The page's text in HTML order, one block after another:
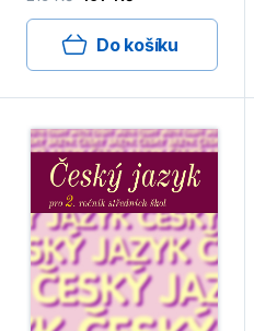
Do košíku